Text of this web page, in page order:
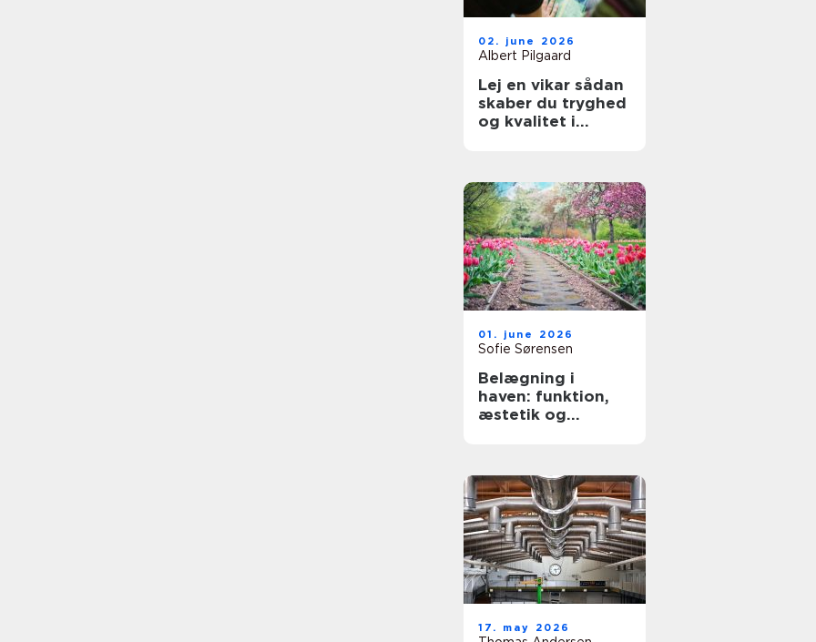
02. june 2026
Albert Pilgaard
Lej en vikar sådan
skaber du tryghed
og kvalitet i
01. june 2026
Sofie Sørensen
Belægning i
haven: funktion,
æstetik og
17. may 2026